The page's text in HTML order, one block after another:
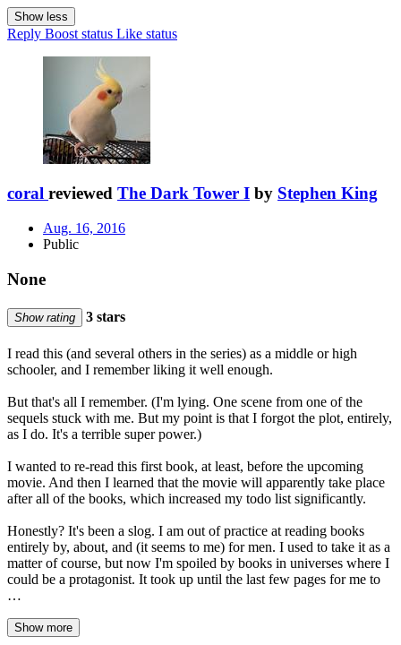
Show less
Reply Boost status Like status
coral reviewed The Dark Tower I by Stephen King
Aug. 16, 2016
Public
None
Show rating 3 stars
I read this (and several others in the series) as a middle or high
schooler, and I remember liking it well enough.
But that's all I remember. (I'm lying. One scene from one of the
sequels stuck with me. But my point is that I forgot the plot, entirely,
as I do. It's a terrible super power.)
I wanted to re-read this first book, at least, before the upcoming
movie. And then I learned that the movie will apparently take place
after all of the books, which increased my todo list significantly.
Honestly? It's been a slog. I am out of practice at reading books
entirely by, about, and (it seems to me) for men. I used to take it as a
matter of course, but now I'm spoiled by books in universes where I
could be a protagonist. It took up until the last few pages for me to
…
Show more